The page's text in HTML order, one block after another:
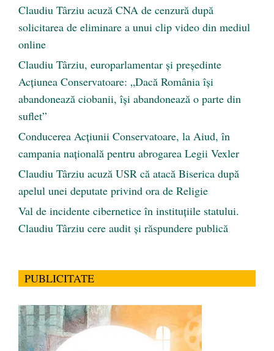
Claudiu Târziu acuză CNA de cenzură după
solicitarea de eliminare a unui clip video din mediul
online
Claudiu Târziu, europarlamentar și președinte
Acțiunea Conservatoare: „Dacă România își
abandonează ciobanii, își abandonează o parte din
suflet”
Conducerea Acțiunii Conservatoare, la Aiud, în
campania națională pentru abrogarea Legii Vexler
Claudiu Târziu acuză USR că atacă Biserica după
apelul unei deputate privind ora de Religie
Val de incidente cibernetice în instituțiile statului.
Claudiu Târziu cere audit și răspundere publică
PUBLICITATE